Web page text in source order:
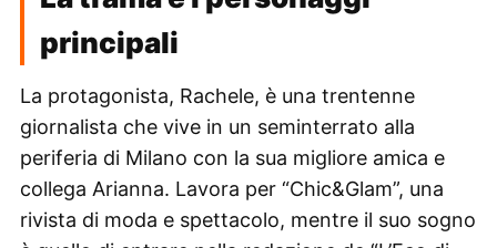
principali
La protagonista, Rachele, è una trentenne
giornalista che vive in un seminterrato alla
periferia di Milano con la sua migliore amica e
collega Arianna. Lavora per “Chic&Glam”, una
rivista di moda e spettacolo, mentre il suo sogno